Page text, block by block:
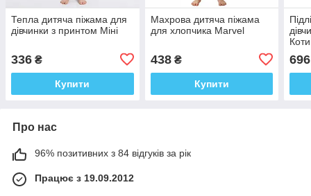
Тепла дитяча піжама для
дівчинки з принтом Міні
336 ₴
Купити
Махрова дитяча піжама
для хлопчика Marvel
438₴
Купити
696
Про нас
96% позитивних з 84 відгуків за рік
Працює з 19.09.2012